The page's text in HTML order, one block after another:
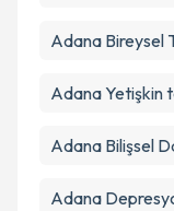
Adana Bireysel
Adana Yetişkin
Adana Bilişsel
Adana